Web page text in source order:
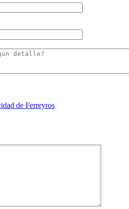
de Ferreyros